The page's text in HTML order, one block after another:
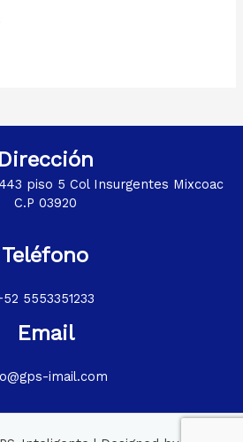
Dirección
piso 5 Col Insurgentes Mixcoac
C.P 03920
Teléfono
5553351233
Email
imail.com